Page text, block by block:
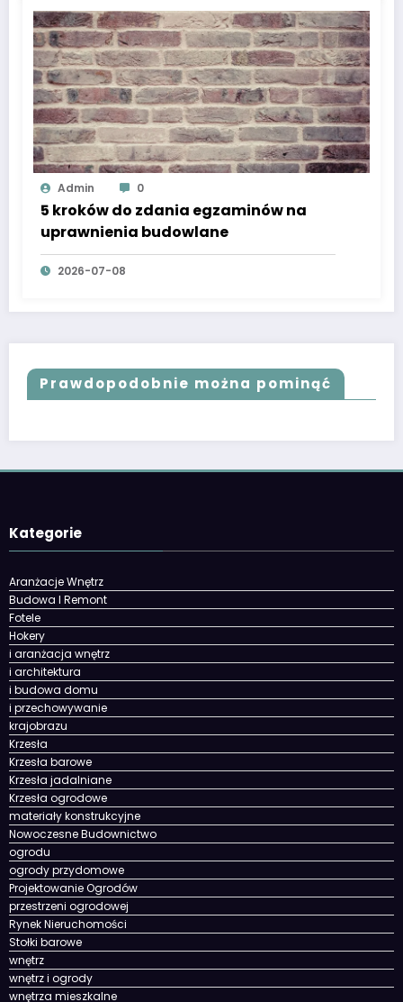
Admin 0
5 kroków do zdania egzaminów na
uprawnienia budowlane
2026-07-08
Prawdopodobnie można pominąć
Kategorie
Aranżacje Wnętrz
Budowa I Remont
Fotele
Hokery
i aranżacja wnętrz
i architektura
i budowa domu
i przechowywanie
krajobrazu
Krzesła
Krzesła barowe
Krzesła jadalniane
Krzesła ogrodowe
materiały konstrukcyjne
Nowoczesne Budownictwo
ogrodu
ogrody przydomowe
Projektowanie Ogrodów
przestrzeni ogrodowej
Rynek Nieruchomości
Stołki barowe
wnętrz
wnętrz i ogrody
wnętrza mieszkalne